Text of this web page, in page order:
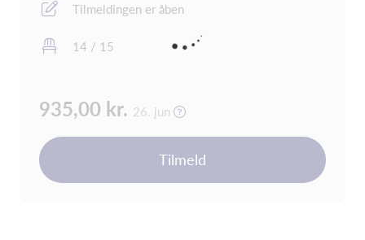
Tilmeldingen er åben
14 / 15
935,00 kr. 26. jun
Tilmeld